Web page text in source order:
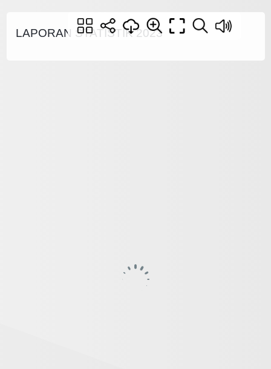
LAPORAN STATISTIK 2023